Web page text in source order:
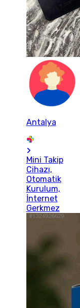
Antalya
Mini Takip
Cihazı,
Otomatik
Kurulum,
İnternet
Gerkmez